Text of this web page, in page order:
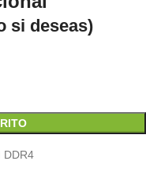
si deseas)
DDR4